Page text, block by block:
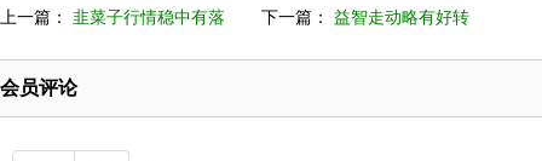
上一篇： 韭菜子行情稳中有落 下一篇： 益智走动略有好转
会员评论